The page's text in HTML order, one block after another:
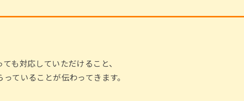
も対応していただけること、
ていることが伝わってきます。